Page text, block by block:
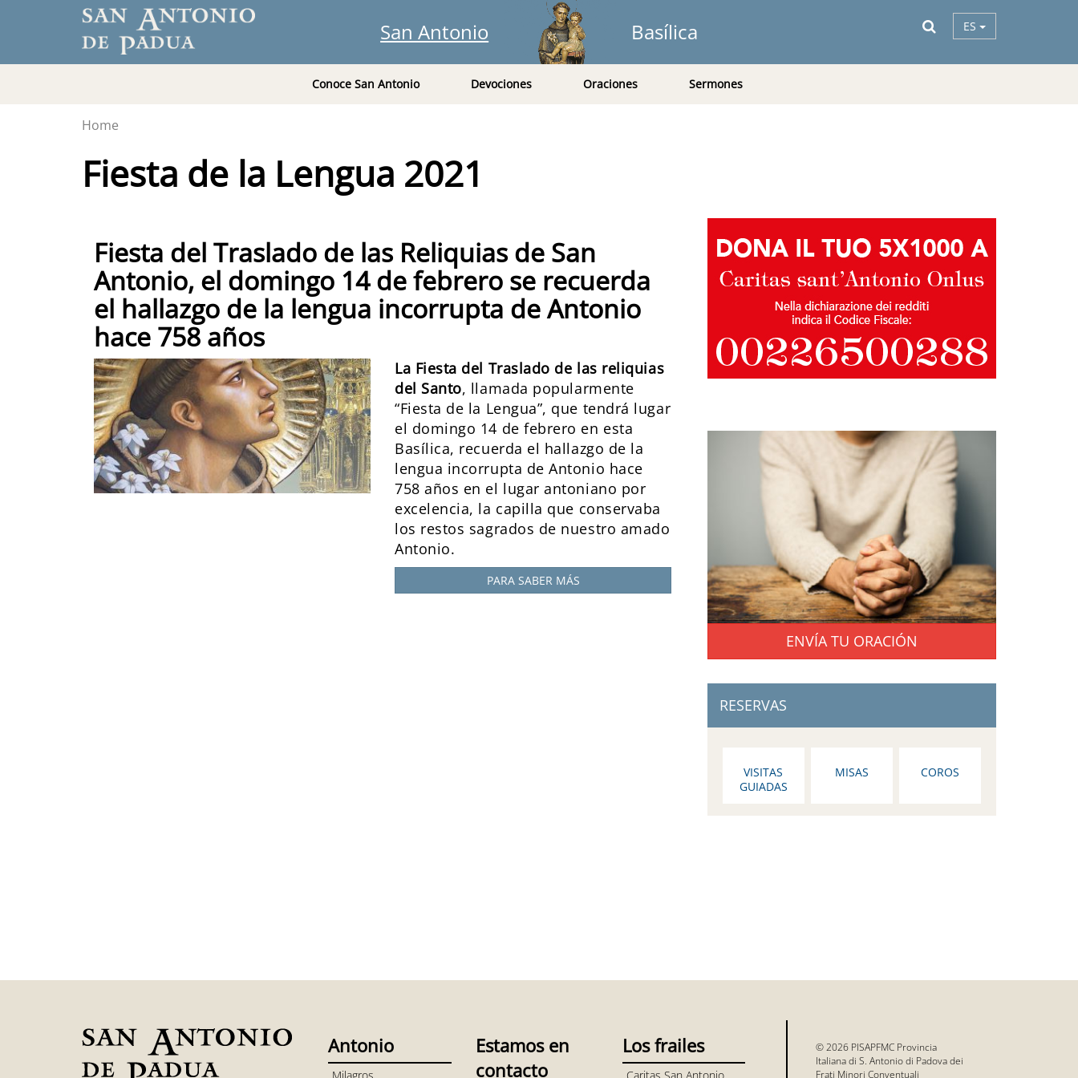
San Antonio Basílica ES
Conoce San Antonio Devociones Oraciones Sermones
Home
Fiesta de la Lengua 2021
Fiesta del Traslado de las Reliquias de San
Antonio, el domingo 14 de febrero se recuerda
el hallazgo de la lengua incorrupta de Antonio
hace 758 años
La Fiesta del Traslado de las reliquias
del Santo, llamada popularmente
“Fiesta de la Lengua”, que tendrá lugar
el domingo 14 de febrero en esta
Basílica, recuerda el hallazgo de la
lengua incorrupta de Antonio hace
758 años en el lugar antoniano por
excelencia, la capilla que conservaba
los restos sagrados de nuestro amado
Antonio.
PARA SABER MÁS
ENVÍA TU ORACIÓN
RESERVAS
VISITAS
GUIADAS
MISAS COROS
Antonio
Estamos en
contacto
Los frailes
© 2026 PISAPFMC Provincia
Italiana di S. Antonio di Padova dei
Frati Minori Conventuali